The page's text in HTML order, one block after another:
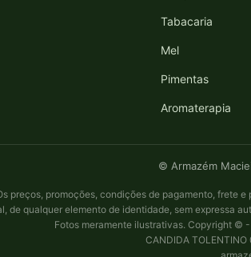
Tabacaria
Mel
Pimentas
Aromaterapia
© Armazém
preços, promoções, condições de pagamento, frete
de qualquer elemento de identidade, sem expressa
Fotos meramente ilustrativas. Copyright ©
CANDIDA